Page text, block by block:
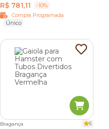
R$ 781,11
-10%
Compra Programada
Único
Bragança 5